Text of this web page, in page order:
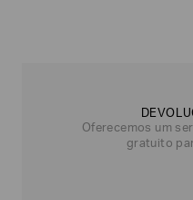
Oferecemos um
gratuito